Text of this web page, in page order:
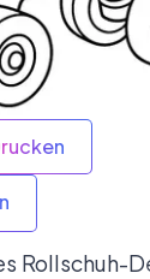
Rollschuh-